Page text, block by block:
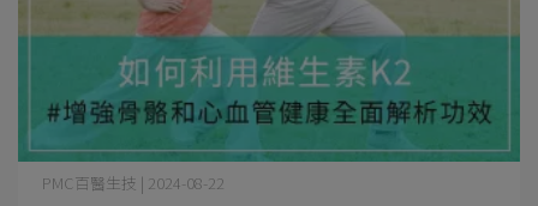
PMC百醫生技 | 2024-08-22